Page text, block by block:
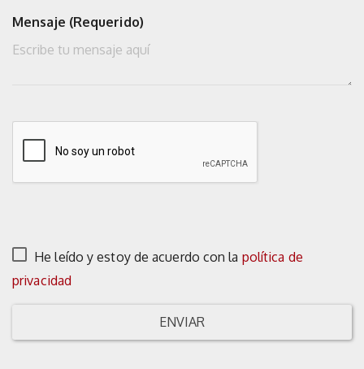
Mensaje (Requerido)
He leído y estoy de acuerdo con la política de
privacidad
ENVIAR